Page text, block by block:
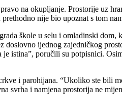
na okupljanje. Prostorije uz
nije bio upoznat s tom
škole u selu i omladinski
ijednog zajedničkog
istina”, poručili su potpisnici.
i parohijana. “Ukoliko ste bili
svrha i namjena prostorija ne